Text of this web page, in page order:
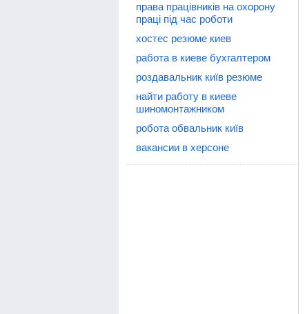
права працівників на охорону
праці під час роботи
хостес резюме киев
работа в киеве бухгалтером
роздавальник київ резюме
найти работу в киеве
шиномонтажником
робота обвальник київ
вакансии в херсоне